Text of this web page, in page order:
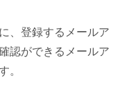
、登録するメールア
認ができるメールア
。